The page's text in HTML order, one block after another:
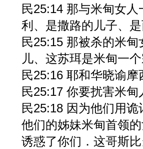
民25:14 那与米甸女
利、是撒路的儿子、
民25:15 那被杀的米
儿、这苏珥是米甸一
民25:16 耶和华晓谕摩
民25:17 你要扰害米
民25:18 因为他们用
他们的姊妹米甸首领
诱惑了你们．这哥斯